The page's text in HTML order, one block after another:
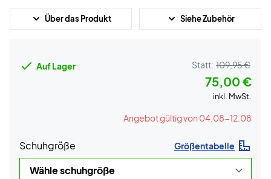
Über das Produkt Siehe Zubehör
Auf Lager Statt: 109,95 €
75,00 €
inkl. MwSt.
Angebot gültig von 04.08-12.08
Schuhgröße Größentabelle